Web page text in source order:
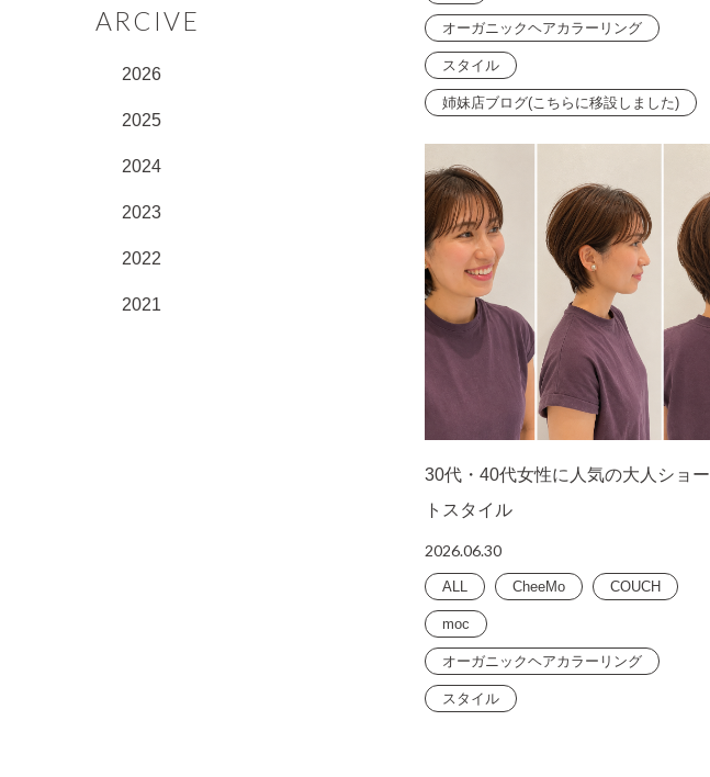
ARCIVE
2026
2025
2024
2023
2022
2021
オーガニックヘアカラーリング
スタイル
姉妹店ブログ(こちらに移設しました)
30代・40代女性に人気の大人ショー
トスタイル
2026.06.30
ALL CheeMo COUCH
moc
オーガニックヘアカラーリング
スタイル